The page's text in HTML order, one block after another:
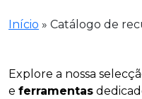
Início » Catálogo de
Explore a nossa
e ferramentas